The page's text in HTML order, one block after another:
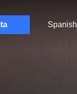
Spanish